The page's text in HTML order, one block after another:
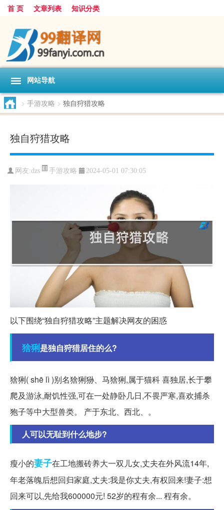
首 页 文章列表 知识分类
网站导航
> 手游攻略 > 独自狩猎攻略
独自狩猎攻略
网友:dzs 手游攻略 2024-05-01 07:30:05
以下围绕“独自狩猎攻略”主题解决网友的困惑
猞猁是独自狩猎居住的么?
猞猁( shē lì )别名猞猁狲、马猞猁,属于猫科 喜独居,长于攀
爬及游泳,耐饥性强,可在一处静卧几日,不畏严寒,喜欢捕杀
狍子等中大型兽类。 产于东北、西北、。
人可以无耻到什么地步?
瘦小的妻子在工地搬砖养大一双儿女,丈夫在外风流14年,
年老落魄后想回归家庭,丈夫:我是你丈夫,有权回来!妻子:想
回来可以,先给我600000元! 52岁的程有余... 程有余。